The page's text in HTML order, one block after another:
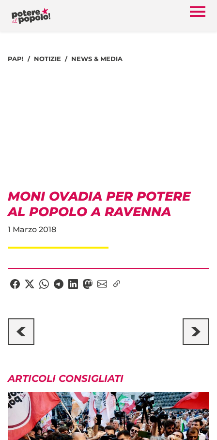
PAP! NOTIZIE NEWS & MEDIA
MONI OVADIA PER POTERE
AL POPOLO A RAVENNA
1 Marzo 2018
ARTICOLI CONSIGLIATI